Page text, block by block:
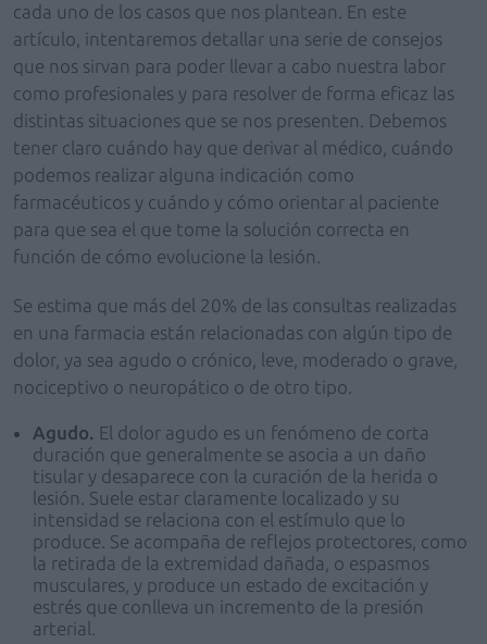
cada uno de los casos que nos plantean. En este
artículo, intentaremos detallar una serie de consejos
que nos sirvan para poder llevar a cabo nuestra labor
como profesionales y para resolver de forma eficaz las
distintas situaciones que se nos presenten. Debemos
tener claro cuándo hay que derivar al médico, cuándo
podemos realizar alguna indicación como
farmacéuticos y cuándo y cómo orientar al paciente
para que sea el que tome la solución correcta en
función de cómo evolucione la lesión.
Se estima que más del 20% de las consultas realizadas
en una farmacia están relacionadas con algún tipo de
dolor, ya sea agudo o crónico, leve, moderado o grave,
nociceptivo o neuropático o de otro tipo.
Agudo. El dolor agudo es un fenómeno de corta
duración que generalmente se asocia a un daño
tisular y desaparece con la curación de la herida o
lesión. Suele estar claramente localizado y su
intensidad se relaciona con el estímulo que lo
produce. Se acompaña de reflejos protectores, como
la retirada de la extremidad dañada, o espasmos
musculares, y produce un estado de excitación y
estrés que conlleva un incremento de la presión
arterial.